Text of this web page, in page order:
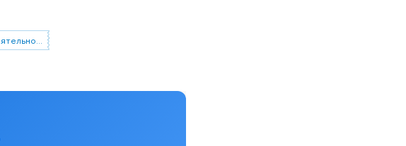
общественная деятельность